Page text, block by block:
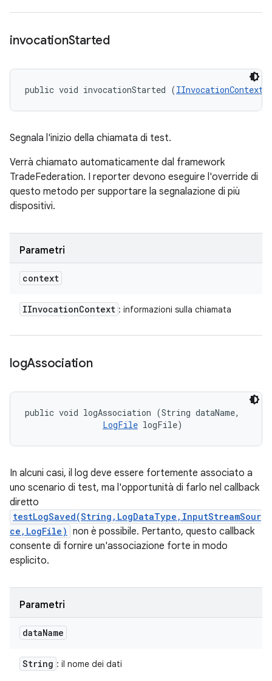
invocationStarted
public void invocationStarted (IInvocationContext
Segnala l'inizio della chiamata di test.
Verrà chiamato automaticamente dal framework
TradeFederation. I reporter devono eseguire l'override di
questo metodo per supportare la segnalazione di più
dispositivi.
Parametri
context
IInvocationContext : informazioni sulla chiamata
logAssociation
public void logAssociation (String dataName,
LogFile logFile)
In alcuni casi, il log deve essere fortemente associato a
uno scenario di test, ma l'opportunità di farlo nel callback
diretto
testLogSaved(String,LogDataType,InputStreamSour
ce,LogFile) non è possibile. Pertanto, questo callback
consente di fornire un'associazione forte in modo
esplicito.
Parametri
dataName
String : il nome dei dati